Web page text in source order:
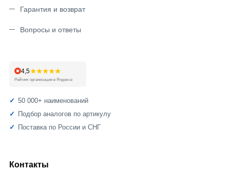
Гарантия и возврат
Вопросы и ответы
4,5★★★★★
Рейтинг организации в Яндексе
50 000+ наименований
Подбор аналогов по артикулу
Поставка по России и СНГ
Контакты